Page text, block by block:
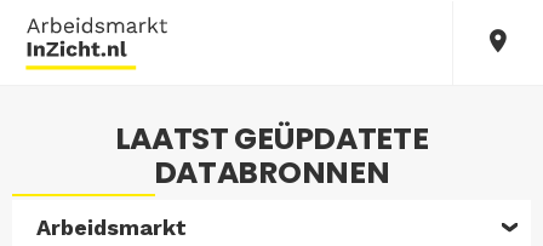
LAATST GEÜPDATETE
DATABRONNEN
Arbeidsmarkt